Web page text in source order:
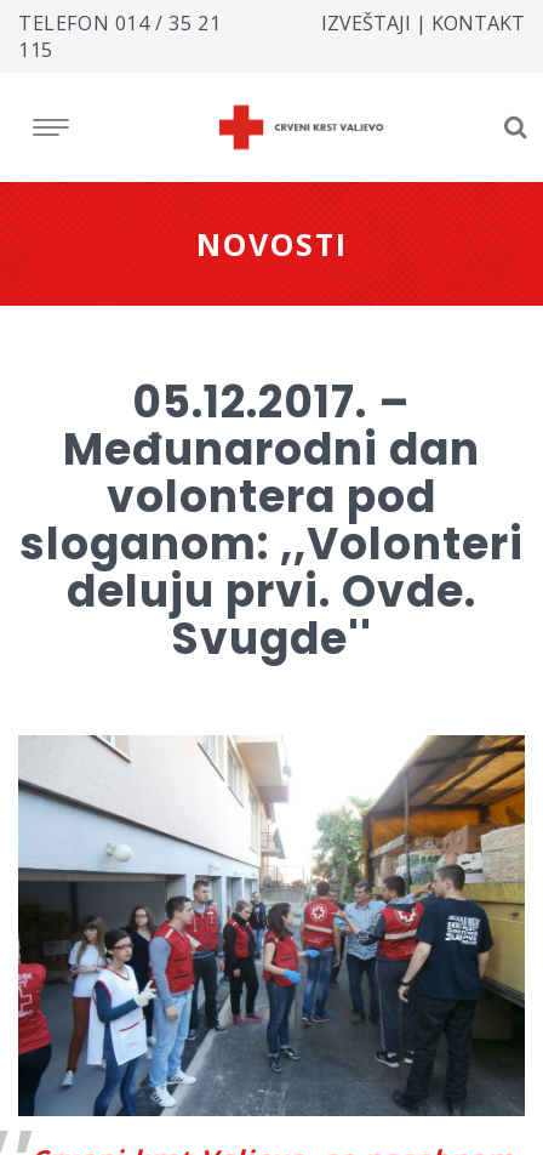
TELEFON 014 / 35 21
115
IZVEŠTAJI | KONTAKT
NOVOSTI
05.12.2017. –
Međunarodni dan
volontera pod
sloganom: ,,Volonteri
deluju prvi. Ovde.
Svugde''